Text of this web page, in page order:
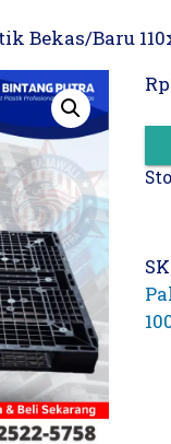
Bekas/Baru
Rp